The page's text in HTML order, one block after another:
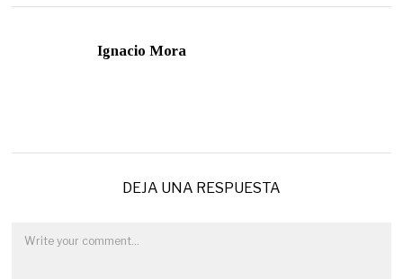
Ignacio Mora
DEJA UNA RESPUESTA